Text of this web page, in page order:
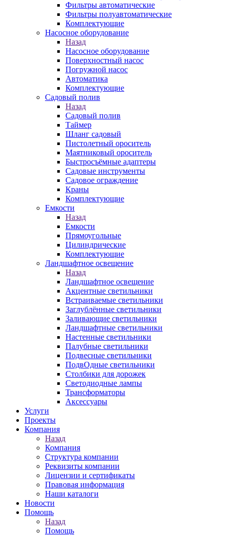
Фильтры автоматические
Фильтры полуавтоматические
Комплектующие
Насосное оборудование
Назад
Насосное оборудование
Поверхностный насос
Погружной насос
Автоматика
Комплектующие
Садовый полив
Назад
Садовый полив
Таймер
Шланг садовый
Пистолетный ороситель
Маятниковый ороситель
Быстросъёмные адаптеры
Садовые инструменты
Садовое ограждение
Краны
Комплектующие
Емкости
Назад
Емкости
Прямоугольные
Цилиндрические
Комплектующие
Ландшафтное освещение
Назад
Ландшафтное освещение
Акцентные светильники
Встраиваемые светильники
Заглублённые светильники
Заливающие светильники
Ландшафтные светильники
Настенные светильники
Палубные светильники
Подвесные светильники
ПодвОдные светильники
Столбики для дорожек
Светодиодные лампы
Трансформаторы
Аксессуары
Услуги
Проекты
Компания
Назад
Компания
Структура компании
Реквизиты компании
Лицензии и сертификаты
Правовая информация
Наши каталоги
Новости
Помощь
Назад
Помощь